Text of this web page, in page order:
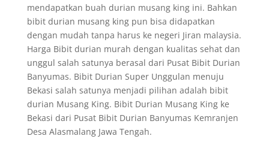
mendapatkan buah durian musang king ini. Bahkan
bibit durian musang king pun bisa didapatkan
dengan mudah tanpa harus ke negeri Jiran malaysia.
Harga Bibit durian murah dengan kualitas sehat dan
unggul salah satunya berasal dari Pusat Bibit Durian
Banyumas. Bibit Durian Super Unggulan menuju
Bekasi salah satunya menjadi pilihan adalah bibit
durian Musang King. Bibit Durian Musang King ke
Bekasi dari Pusat Bibit Durian Banyumas Kemranjen
Desa Alasmalang Jawa Tengah.